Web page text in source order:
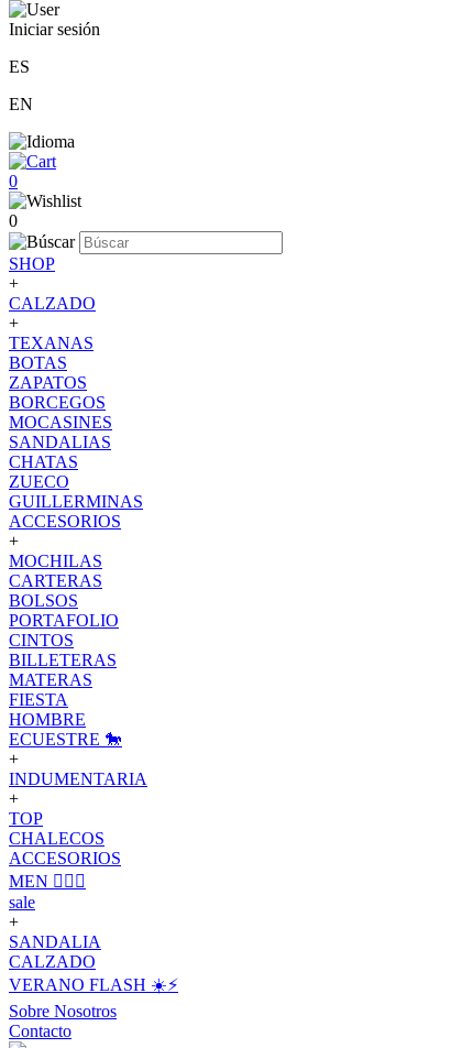
Iniciar sesión
ES
EN
0
0
SHOP
+
CALZADO
+
TEXANAS
BOTAS
ZAPATOS
BORCEGOS
MOCASINES
SANDALIAS
CHATAS
ZUECO
GUILLERMINAS
ACCESORIOS
+
MOCHILAS
CARTERAS
BOLSOS
PORTAFOLIO
CINTOS
BILLETERAS
MATERAS
FIESTA
HOMBRE
ECUESTRE 🐎
+
INDUMENTARIA
+
TOP
CHALECOS
ACCESORIOS
MEN 🙋🏽‍♂️
sale
+
SANDALIA
CALZADO
VERANO FLASH ☀️⚡️
Sobre Nosotros
Contacto